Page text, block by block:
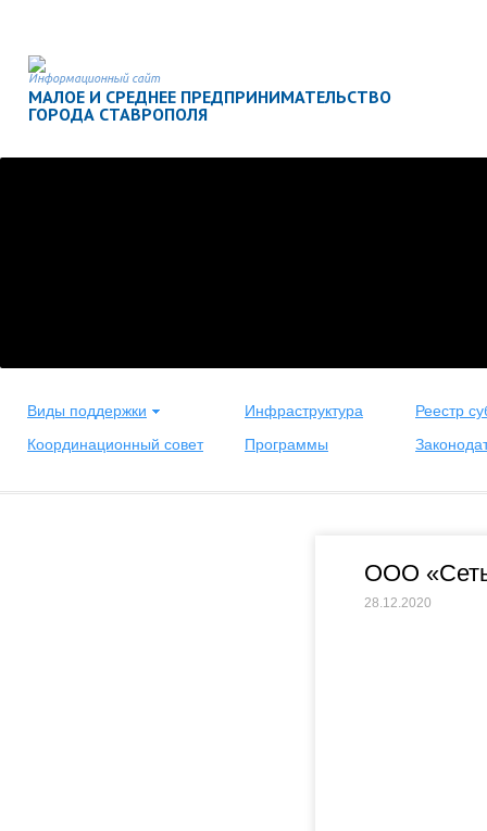
Информационный сайт
МАЛОЕ И СРЕДНЕЕ ПРЕДПРИНИМАТЕЛЬСТВО
ГОРОДА СТАВРОПОЛЯ
Виды поддержки Инфраструктура
Реестр
Координационный совет
Программы
ООО
28.12.2020